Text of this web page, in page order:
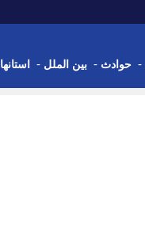
- حوادث - بین الملل - استانها